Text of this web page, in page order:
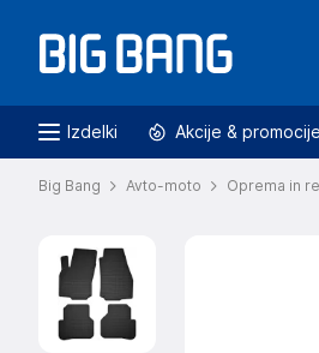
Izdelki Akcije & promocije
Big Bang Avto-moto Oprema in